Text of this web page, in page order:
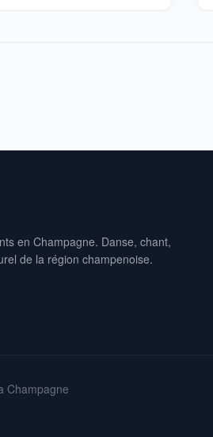
en Champagne. Danse, chant,
de la région champenoise.
Champagne